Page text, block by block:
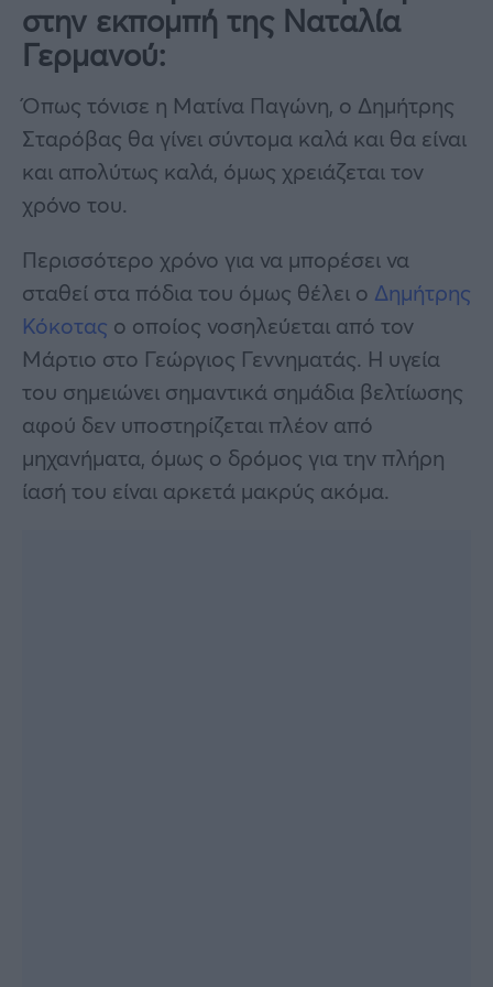
στην εκπομπή της Ναταλία
Γερμανού:
Όπως τόνισε η Ματίνα Παγώνη, ο Δημήτρης
Σταρόβας θα γίνει σύντομα καλά και θα είναι
και απολύτως καλά, όμως χρειάζεται τον
χρόνο του.
Περισσότερο χρόνο για να μπορέσει να
σταθεί στα πόδια του όμως θέλει ο Δημήτρης
Κόκοτας ο οποίος νοσηλεύεται από τον
Μάρτιο στο Γεώργιος Γεννηματάς. H υγεία
του σημειώνει σημαντικά σημάδια βελτίωσης
αφού δεν υποστηρίζεται πλέον από
μηχανήματα, όμως ο δρόμος για την πλήρη
ίασή του είναι αρκετά μακρύς ακόμα.